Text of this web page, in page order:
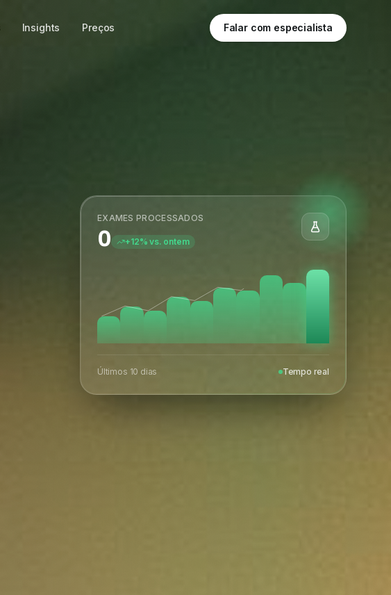
Insights Preços Falar com especialista
EXAMES PROCESSADOS
0 +12% vs. ontem
Últimos 10 dias Tempo real